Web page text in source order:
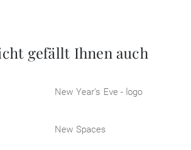
gefällt Ihnen auch
New Year’s Eve - logo
New Spaces